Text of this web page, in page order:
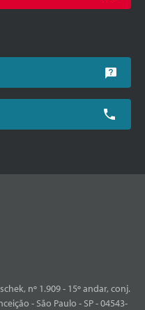
nº 1.909 - 15º andar, conj.
- São Paulo - SP - 04543-